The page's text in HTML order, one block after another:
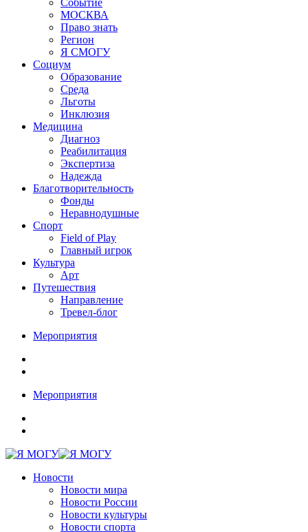
Событие
МОСКВА
Право знать
Регион
Я СМОГУ
Социум
Образование
Среда
Льготы
Инклюзия
Медицина
Диагноз
Реабилитация
Экспертиза
Надежда
Благотворительность
Фонды
Неравнодушные
Спорт
Field of Play
Главный игрок
Культура
Арт
Путешествия
Направление
Тревел-блог
Мероприятия
Мероприятия
Новости
Новости мира
Новости России
Новости культуры
Новости спорта